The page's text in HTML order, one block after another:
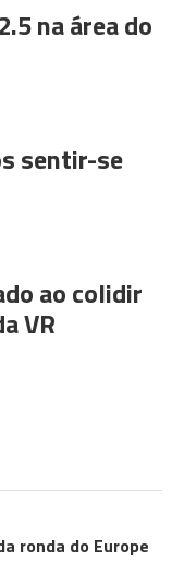
na área do
sentir-se
ao colidir
VR
ronda do Europe